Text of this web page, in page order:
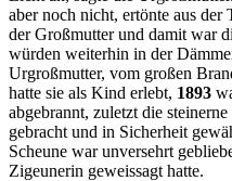
aber noch nicht, ertönte aus der
der Großmutter und damit war
würden weiterhin in der
Urgroßmutter, vom großen
hatte sie als Kind erlebt, 1893
abgebrannt, zuletzt die
gebracht und in Sicherheit
Scheune war unversehrt
Zigeunerin geweissagt hatte.